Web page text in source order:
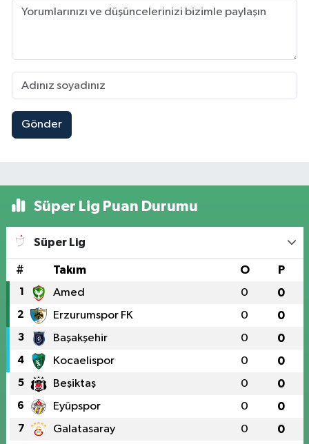
Gönder
Süper Lig Puan Durumu
Süper Lig
# Takım O P
1 Amed 0 0
2 Erzurumspor FK 0 0
3 Başakşehir 0 0
4 Kocaelispor 0 0
5 Beşiktaş 0 0
6 Eyüpspor 0 0
7 Galatasaray 0 0